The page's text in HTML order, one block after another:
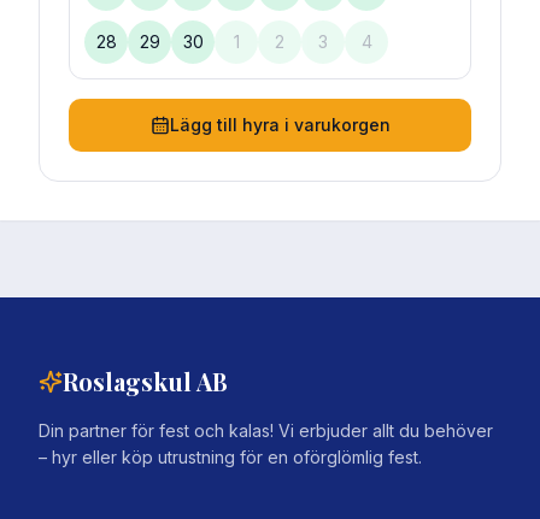
28 29 30 1 2 3 4
Lägg till hyra i varukorgen
Roslagskul AB
Din partner för fest och kalas! Vi erbjuder allt du behöver
– hyr eller köp utrustning för en oförglömlig fest.